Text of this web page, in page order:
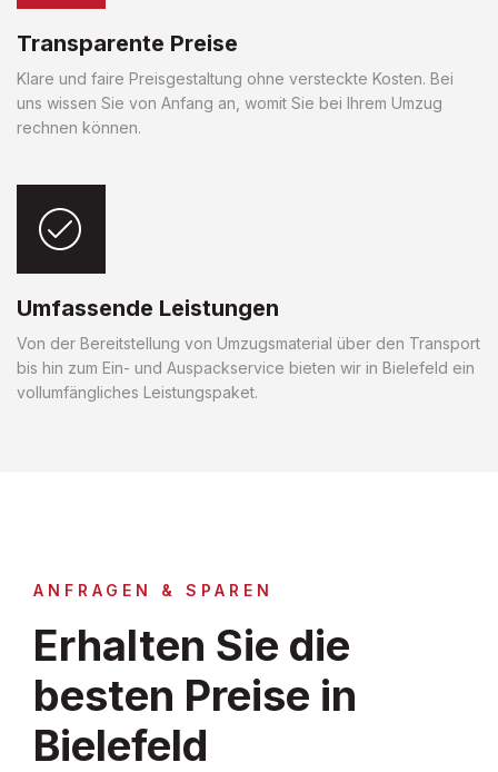
Transparente Preise
Klare und faire Preisgestaltung ohne versteckte Kosten. Bei
uns wissen Sie von Anfang an, womit Sie bei Ihrem Umzug
rechnen können.
Umfassende Leistungen
Von der Bereitstellung von Umzugsmaterial über den Transport
bis hin zum Ein- und Auspackservice bieten wir in Bielefeld ein
vollumfängliches Leistungspaket.
ANFRAGEN & SPAREN
Erhalten Sie die
besten Preise in
Bielefeld